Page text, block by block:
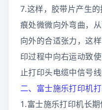
7.这样，胶带片产生
痕处微微向外弯曲，
向外的合适张力，这
印过程中向右运动致
止打印头电缆中信号
二、富士施乐打印机
1.富士施乐打印机长